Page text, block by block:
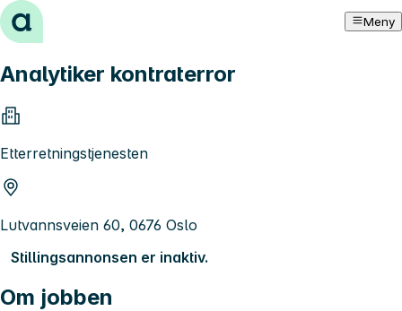
Hopp til innhold Meny
Analytiker kontraterror
Etterretningstjenesten
Lutvannsveien 60, 0676 Oslo
Stillingsannonsen er inaktiv.
Om jobben